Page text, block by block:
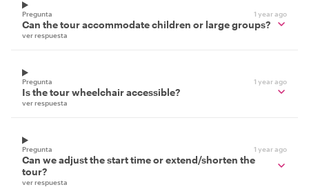
Pregunta 1 year ago
Can the tour accommodate children or large groups?
ver respuesta
Pregunta 1 year ago
Is the tour wheelchair accessible?
ver respuesta
Pregunta 1 year ago
Can we adjust the start time or extend/shorten the
tour?
ver respuesta